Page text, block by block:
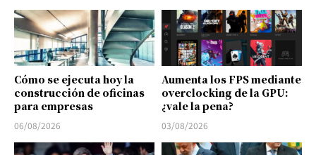
Cómo se ejecuta hoy la
construcción de oficinas
para empresas
06/08/2026
Aumenta los FPS mediante
overclocking de la GPU:
¿vale la pena?
03/08/2026